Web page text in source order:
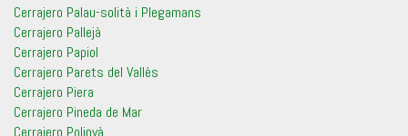
Cerrajero Palau-solità i Plegamans
Cerrajero Pallejà
Cerrajero Papiol
Cerrajero Parets del Vallès
Cerrajero Piera
Cerrajero Pineda de Mar
Cerrajero Polinyà